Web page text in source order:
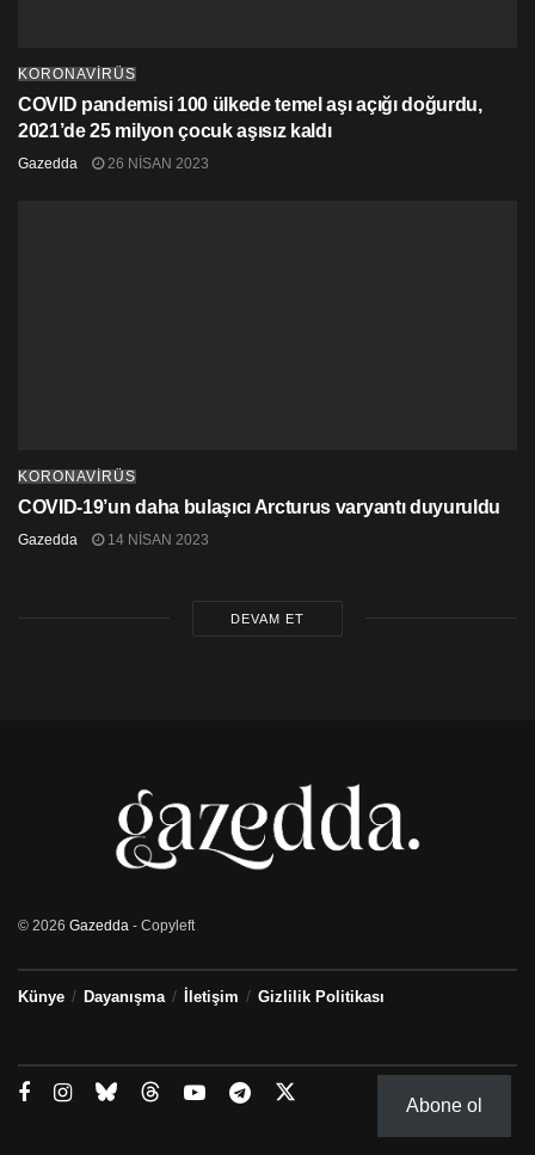
KORONAVİRÜS
COVID pandemisi 100 ülkede temel aşı açığı doğurdu,
2021’de 25 milyon çocuk aşısız kaldı
Gazedda 26 NISAN 2023
KORONAVİRÜS
COVID-19’un daha bulaşıcı Arcturus varyantı duyuruldu
Gazedda 14 NISAN 2023
DEVAM ET
© 2026 Gazedda - Copyleft
Künye Dayanışma İletişim Gizlilik Politikası
Abone ol